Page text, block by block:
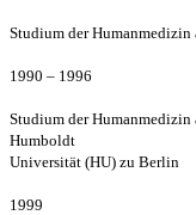
Studium der
1990 – 1996
Studium der
Humboldt
Universität (HU) zu Berlin
1999